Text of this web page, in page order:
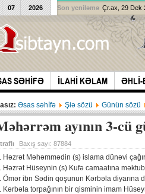
SƏHİFƏ İLAHİ KƏLAM ƏHLİ-
07 2026 Son yeniləmə Çr.ax, 29 Dek
Əsas səhİfə Şiə sözü Günün sözü
ayının 3-cü
Baxış sayı: 87884
Həzrət Məhəmmədin (s) islama dünəvi
Həzrət Hüseynin (s) Kufə camaatına
Ömər ibn Sədin qoşunun Kərbəla diyarına
Kərbəla torpağının bir qisminin imam